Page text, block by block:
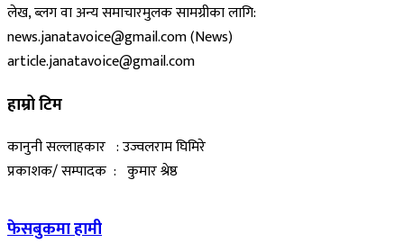
लेख, ब्लग वा अन्य समाचारमुलक सामग्रीका लागि:
news.janatavoice@gmail.com (News)
article.janatavoice@gmail.com
हाम्रो टिम
कानुनी सल्लाहकार : उज्वलराम घिमिरे
प्रकाशक/ सम्पादक : कुमार श्रेष्ठ
फेसबुकमा हामी